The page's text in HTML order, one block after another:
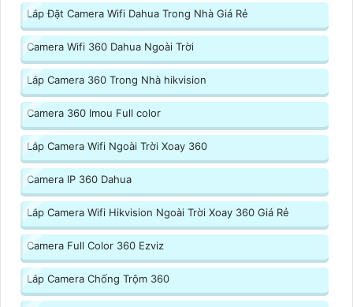
Lắp Đặt Camera Wifi Dahua Trong Nhà Giá Rẻ
Camera Wifi 360 Dahua Ngoài Trời
Lắp Camera 360 Trong Nhà hikvision
Camera 360 Imou Full color
Lắp Camera Wifi Ngoài Trời Xoay 360
Camera IP 360 Dahua
Lắp Camera Wifi Hikvision Ngoài Trời Xoay 360 Giá Rẻ
Camera Full Color 360 Ezviz
Lắp Camera Chống Trộm 360